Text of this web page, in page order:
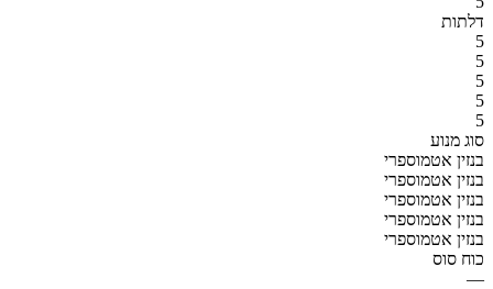
דלתות
5
5
5
5
5
סוג מנוע
בנזין אטמוספרי
בנזין אטמוספרי
בנזין אטמוספרי
בנזין אטמוספרי
בנזין אטמוספרי
כוח סוס
—